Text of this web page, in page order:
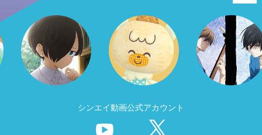
シンエイ動画公式アカウント